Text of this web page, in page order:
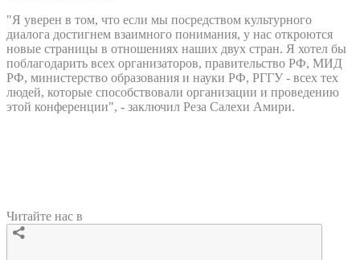
"Я уверен в том, что если мы посредством культурного
диалога достигнем взаимного понимания, у нас откроются
новые страницы в отношениях наших двух стран. Я хотел бы
поблагодарить всех организаторов, правительство РФ, МИД
РФ, министерство образования и науки РФ, РГГУ - всех тех
людей, которые способствовали организации и проведению
этой конференции", - заключил Реза Салехи Амири.
Читайте нас в